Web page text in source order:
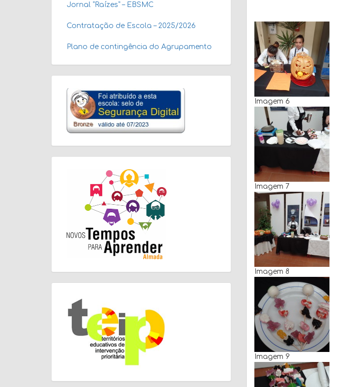
Imagem 6
Imagem 7
Imagem 8
Imagem 9
Jornal “Raízes” – EBSMC
Contratação de Escola – 2025/2026
Plano de contingência do Agrupamento